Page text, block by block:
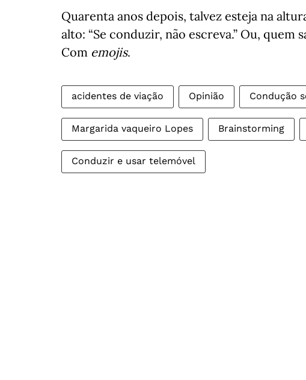
Quarenta anos depois, talvez esteja na
alto: “Se conduzir, não escreva.” Ou, quem
Com emojis.
acidentes de viação Opinião Condução
Margarida vaqueiro Lopes Brainstorming
Conduzir e usar telemóvel